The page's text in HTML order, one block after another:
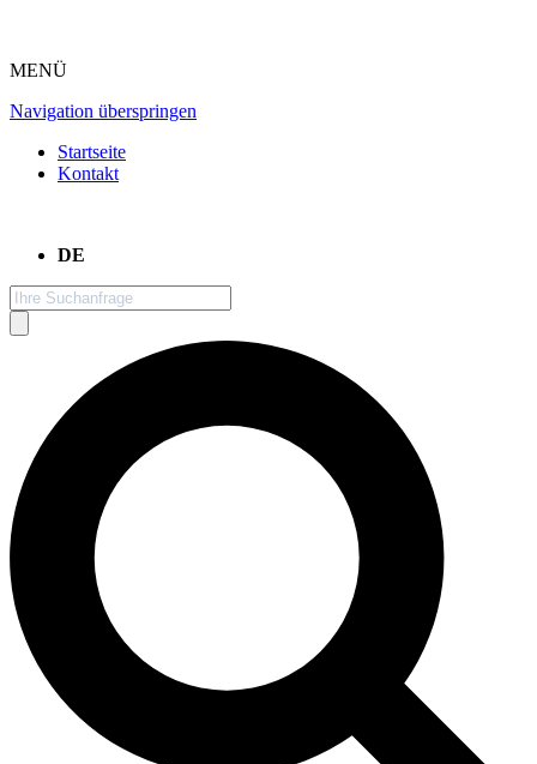
MENÜ
Navigation überspringen
Startseite
Kontakt
DE